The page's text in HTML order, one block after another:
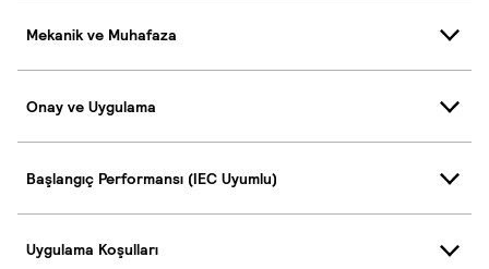
Mekanik ve Muhafaza
Onay ve Uygulama
Başlangıç Performansı (IEC Uyumlu)
Uygulama Koşulları